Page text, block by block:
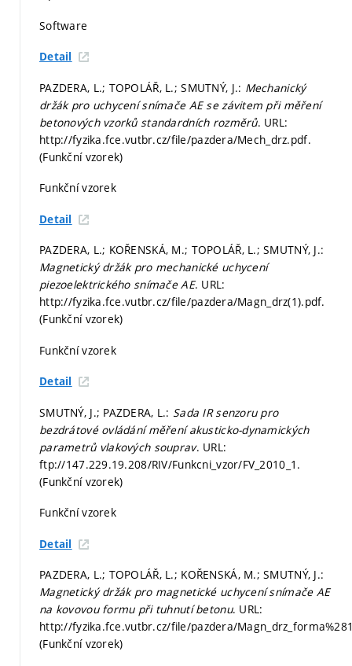
Software
Detail
PAZDERA, L.; TOPOLÁŘ, L.; SMUTNÝ, J.: Mechanický
držák pro uchycení snímače AE se závitem při měření
betonových vzorků standardních rozměrů. URL:
http://fyzika.fce.vutbr.cz/file/pazdera/Mech_drz.pdf.
(Funkční vzorek)
Funkční vzorek
Detail
PAZDERA, L.; KOŘENSKÁ, M.; TOPOLÁŘ, L.; SMUTNÝ, J.:
Magnetický držák pro mechanické uchycení
piezoelektrického snímače AE. URL:
http://fyzika.fce.vutbr.cz/file/pazdera/Magn_drz(1).pdf.
(Funkční vzorek)
Funkční vzorek
Detail
SMUTNÝ, J.; PAZDERA, L.: Sada IR senzoru pro
bezdrátové ovládání měření akusticko-dynamických
parametrů vlakových souprav. URL:
ftp://147.229.19.208/RIV/Funkcni_vzor/FV_2010_1.
(Funkční vzorek)
Funkční vzorek
Detail
PAZDERA, L.; TOPOLÁŘ, L.; KOŘENSKÁ, M.; SMUTNÝ, J.:
Magnetický držák pro magnetické uchycení snímače AE
na kovovou formu při tuhnutí betonu. URL:
http://fyzika.fce.vutbr.cz/file/pazdera/
(Funkční vzorek)